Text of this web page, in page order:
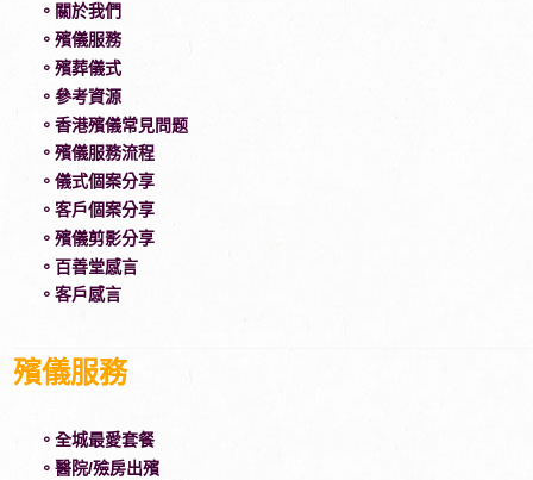
。關於我們
。殯儀服務
。殯葬儀式
。參考資源
。香港殯儀常見問题
。殯儀服務流程
。儀式個案分享
。客戶個案分享
。殯儀剪影分享
。百善堂感言
。客戶感言
殯儀服務
。全城最愛套餐
。醫院/殮房出殯